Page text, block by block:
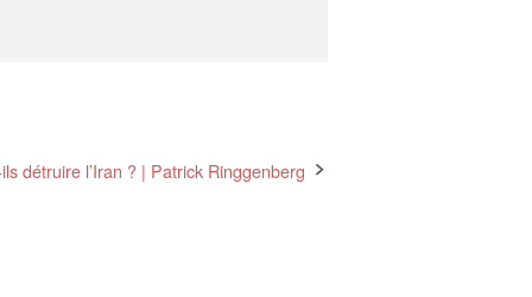
détruire l’Iran ? | Patrick Ringgenberg